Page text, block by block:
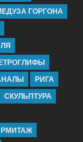
ГОРГОНА
РИГА
СКУЛЬПТУРА